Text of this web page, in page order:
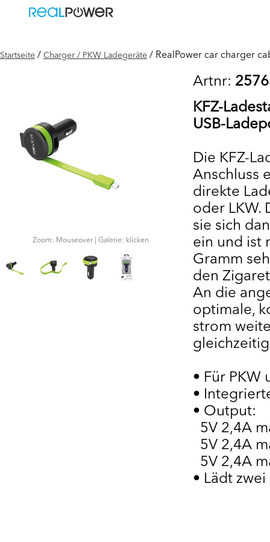
Startseite / Charger / PKW Ladegeräte / RealPower car charger
Zoom: Mouseover | Galerie: klicken
Artnr:
KFZ-
USB-
Die KFZ-
Anschluss
direkte
oder LKW.
sie sich
ein und ist
Gramm
den
An die
optimale,
strom
• Für PKW
•
• Output:
5V 2,4A
5V 2,4A
5V 2,4A
• Lädt